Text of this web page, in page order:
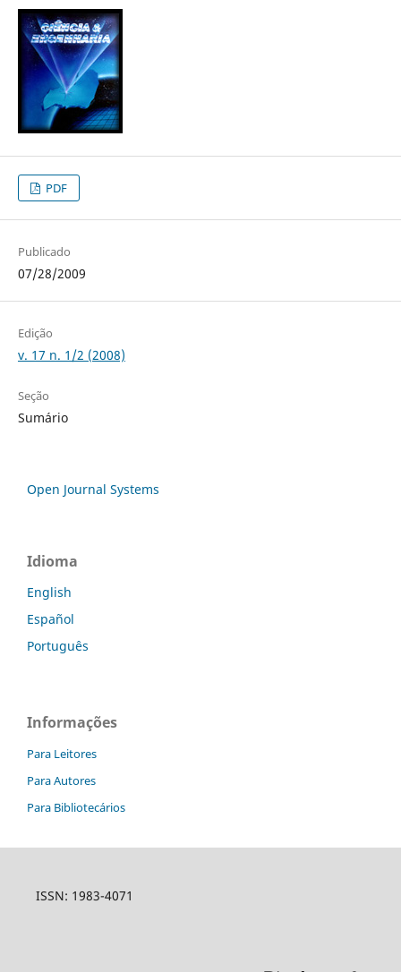
PDF
Publicado
07/28/2009
Edição
v. 17 n. 1/2 (2008)
Seção
Sumário
Open Journal Systems
Idioma
English
Español
Português
Informações
Para Leitores
Para Autores
Para Bibliotecários
ISSN: 1983-4071